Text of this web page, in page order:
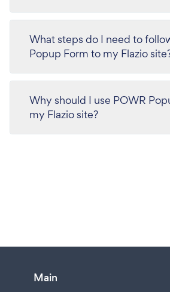
What steps do I need to
Popup Form to my Flazio
Why should I use POWR
my Flazio site?
Main